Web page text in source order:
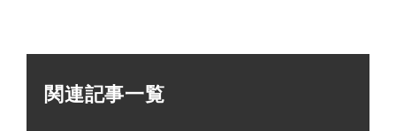
関連記事一覧